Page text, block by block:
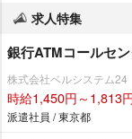
求人特集
銀行ATMコールセ
株式会社ベルシステム24
時給1,450円～1,813
派遣社員 / 東京都